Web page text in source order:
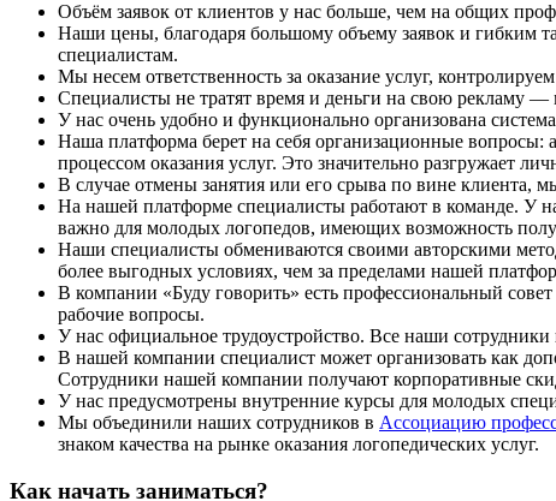
Объём заявок от клиентов у нас больше, чем на общих
Наши цены, благодаря большому объему заявок и гибким
специалистам.
Мы несем ответственность за оказание услуг,
Специалисты не тратят время и деньги на свою рекламу
У нас очень удобно и функционально организована
Наша платформа берет на себя организационные вопросы:
процессом оказания услуг. Это значительно разгружает
В случае отмены занятия или его срыва по вине клиента,
На нашей платформе специалисты работают в команде. У
важно для молодых логопедов, имеющих возможность
Наши специалисты обмениваются своими авторскими
более выгодных условиях, чем за пределами нашей
В компании «Буду говорить» есть профессиональный
рабочие вопросы.
У нас официальное трудоустройство. Все наши
В нашей компании специалист может организовать как
Сотрудники нашей компании получают корпоративные
У нас предусмотрены внутренние курсы для молодых
Мы объединили наших сотрудников в Ассоциацию
знаком качества на рынке оказания логопедических услуг.
Как начать заниматься?